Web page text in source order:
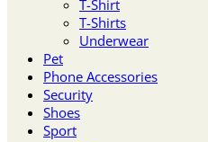
T-Shirt
T-Shirts
Underwear
Pet
Phone Accessories
Security
Shoes
Sport